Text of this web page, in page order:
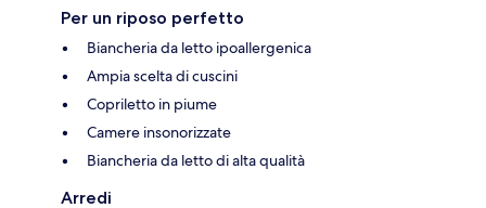
Per un riposo perfetto
Biancheria da letto ipoallergenica
Ampia scelta di cuscini
Copriletto in piume
Camere insonorizzate
Biancheria da letto di alta qualità
Arredi